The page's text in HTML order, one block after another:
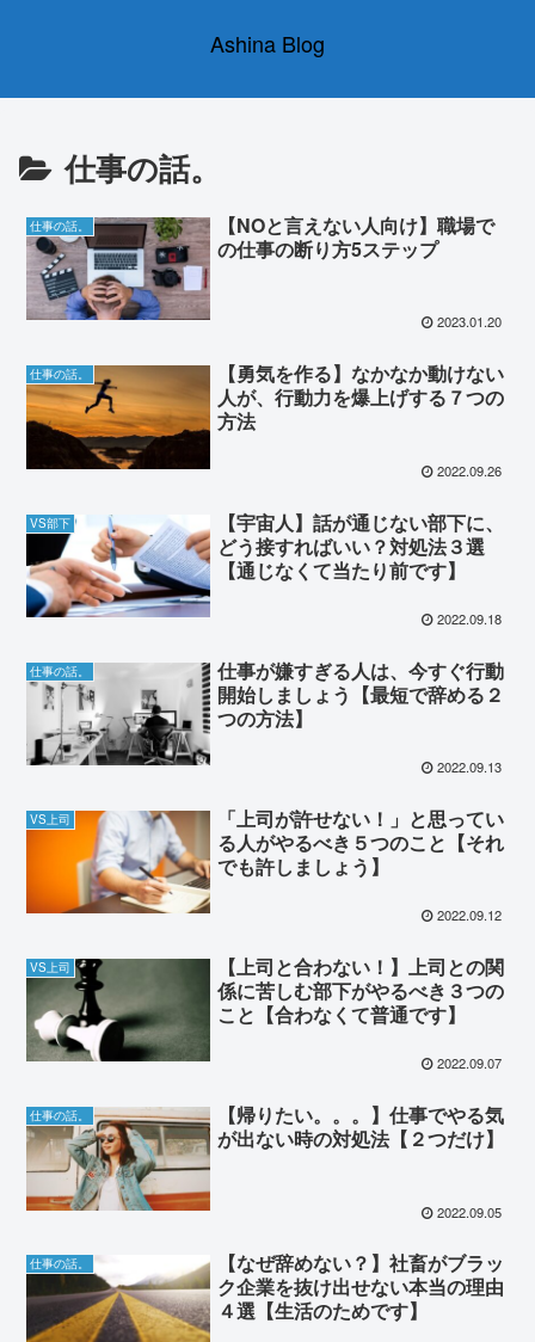
Ashina Blog
仕事の話。
仕事の話。
【NOと言えない人向け】職場で
の仕事の断り方5ステップ
2023.01.20
仕事の話。
【勇気を作る】なかなか動けない
人が、行動力を爆上げする７つの
方法
2022.09.26
VS部下
【宇宙人】話が通じない部下に、
どう接すればいい？対処法３選
【通じなくて当たり前です】
2022.09.18
仕事の話。
仕事が嫌すぎる人は、今すぐ行動
開始しましょう【最短で辞める２
つの方法】
2022.09.13
VS上司
「上司が許せない！」と思ってい
る人がやるべき５つのこと【それ
でも許しましょう】
2022.09.12
VS上司
【上司と合わない！】上司との関
係に苦しむ部下がやるべき３つの
こと【合わなくて普通です】
2022.09.07
仕事の話。
【帰りたい。。。】仕事でやる気
が出ない時の対処法【２つだけ】
2022.09.05
仕事の話。
【なぜ辞めない？】社畜がブラッ
ク企業を抜け出せない本当の理由
４選【生活のためです】